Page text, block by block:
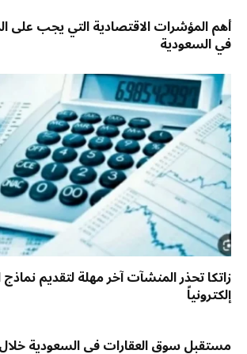
أهم المؤشرات الاقتصادية التي يجب على
في السعودية
زاتكا تحذر المنشآت آخر مهلة لتقديم
إلكترونياً
مستقبل سوق العقارات في السعودية